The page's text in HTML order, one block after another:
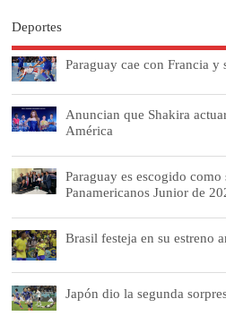
Deportes
Paraguay cae con Francia
Anuncian que Shakira
América
Paraguay es escogido como
Panamericanos Junior de
Brasil festeja en su estreno
Japón dio la segunda